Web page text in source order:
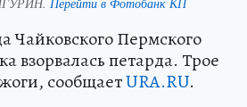
Чайковского Пермского
взорвалась петарда. Трое
сообщаетURA.RU.